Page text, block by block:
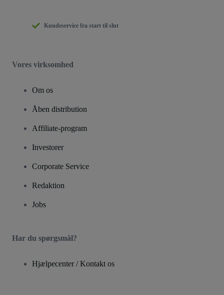
Kundeservice fra start til slut
Vores virksomhed
Om os
Åben distribution
Affiliate-program
Investorer
Corporate Service
Redaktion
Jobs
Har du spørgsmål?
Hjælpecenter / Kontakt os